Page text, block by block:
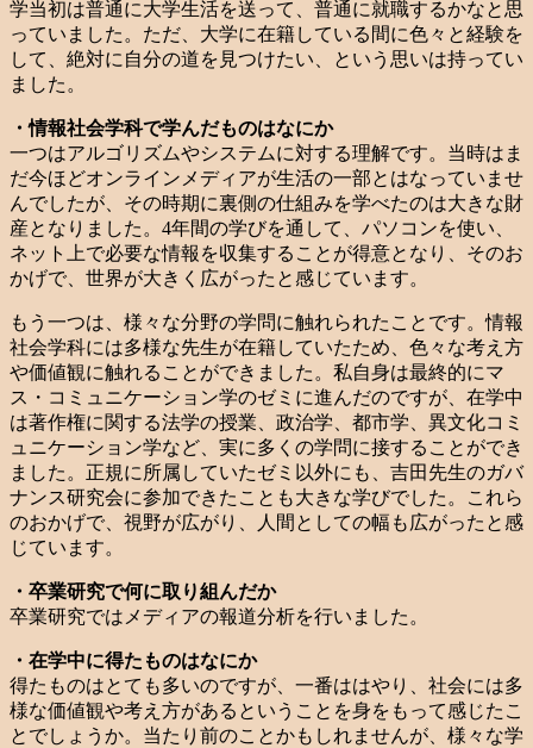
学当初は普通に大学生活を送って、普通に就職するかなと思
っていました。ただ、大学に在籍している間に色々と経験を
して、絶対に自分の道を見つけたい、という思いは持ってい
ました。
・情報社会学科で学んだものはなにか
一つはアルゴリズムやシステムに対する理解です。当時はま
だ今ほどオンラインメディアが生活の一部とはなっていませ
んでしたが、その時期に裏側の仕組みを学べたのは大きな財
産となりました。4年間の学びを通して、パソコンを使い、
ネット上で必要な情報を収集することが得意となり、そのお
かげで、世界が大きく広がったと感じています。
もう一つは、様々な分野の学問に触れられたことです。情報
社会学科には多様な先生が在籍していたため、色々な考え方
や価値観に触れることができました。私自身は最終的にマ
ス・コミュニケーション学のゼミに進んだのですが、在学中
は著作権に関する法学の授業、政治学、都市学、異文化コミ
ュニケーション学など、実に多くの学問に接することができ
ました。正規に所属していたゼミ以外にも、吉田先生のガバ
ナンス研究会に参加できたことも大きな学びでした。これら
のおかげで、視野が広がり、人間としての幅も広がったと感
じています。
・卒業研究で何に取り組んだか
卒業研究ではメディアの報道分析を行いました。
・在学中に得たものはなにか
得たものはとても多いのですが、一番ははやり、社会には多
様な価値観や考え方があるということを身をもって感じたこ
とでしょうか。当たり前のことかもしれませんが、様々な学